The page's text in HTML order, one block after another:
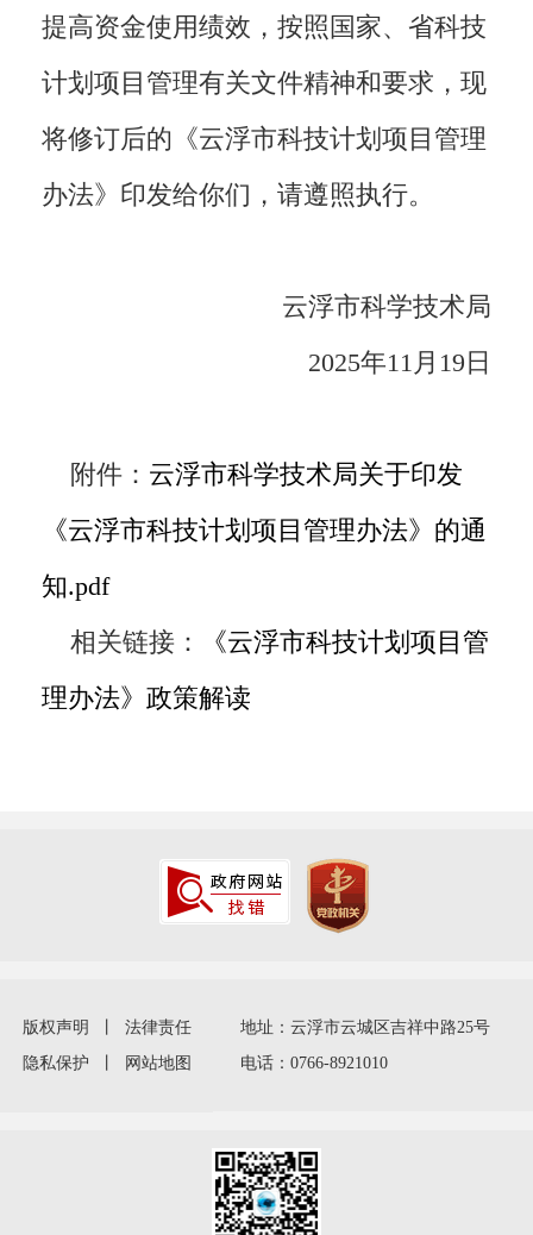
提高资金使用绩效，按照国家、省科技
计划项目管理有关文件精神和要求，现
将修订后的《云浮市科技计划项目管理
办法》印发给你们，请遵照执行。
云浮市科学技术局
2025年11月19日
附件： 云浮市科学技术局关于印发
《云浮市科技计划项目管理办法》的通
知.pdf
相关链接：
《云浮市科技计划项目管
理办法》政策解读
版权声明
法律责任
隐私保护
网站地图
地址：云浮市云城区吉祥中路25号
电话：0766-8921010